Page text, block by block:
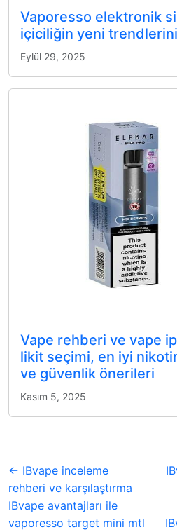
Vaporesso elektronik
içiciliğin yeni
Eylül 29, 2025
Vape rehberi ve vape
likit seçimi, en iyi
ve güvenlik önerileri
Kasım 5, 2025
← IBvape inceleme
rehberi ve karşılaştırma
IBvape avantajları ile
vaporesso target mini mtl